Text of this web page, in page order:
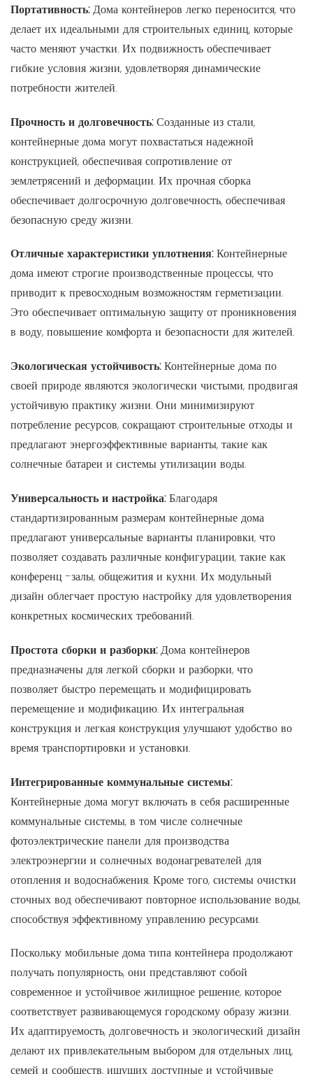
Портативность:Дома контейнеров легко переносится, что
делает их идеальными для строительных единиц, которые
часто меняют участки. Их подвижность обеспечивает
гибкие условия жизни, удовлетворяя динамические
потребности жителей.
Прочность и долговечность:Созданные из стали,
контейнерные дома могут похвастаться надежной
конструкцией, обеспечивая сопротивление от
землетрясений и деформации. Их прочная сборка
обеспечивает долгосрочную долговечность, обеспечивая
безопасную среду жизни.
Отличные характеристики уплотнения:Контейнерные
дома имеют строгие производственные процессы, что
приводит к превосходным возможностям герметизации.
Это обеспечивает оптимальную защиту от проникновения
в воду, повышение комфорта и безопасности для жителей.
Экологическая устойчивость:Контейнерные дома по
своей природе являются экологически чистыми, продвигая
устойчивую практику жизни. Они минимизируют
потребление ресурсов, сокращают строительные отходы и
предлагают энергоэффективные варианты, такие как
солнечные батареи и системы утилизации воды.
Универсальность и настройка:Благодаря
стандартизированным размерам контейнерные дома
предлагают универсальные варианты планировки, что
позволяет создавать различные конфигурации, такие как
конференц -залы, общежития и кухни. Их модульный
дизайн облегчает простую настройку для удовлетворения
конкретных космических требований.
Простота сборки и разборки:Дома контейнеров
предназначены для легкой сборки и разборки, что
позволяет быстро перемещать и модифицировать
перемещение и модификацию. Их интегральная
конструкция и легкая конструкция улучшают удобство во
время транспортировки и установки.
Интегрированные коммунальные системы:
Контейнерные дома могут включать в себя расширенные
коммунальные системы, в том числе солнечные
фотоэлектрические панели для производства
электроэнергии и солнечных водонагревателей для
отопления и водоснабжения. Кроме того, системы очистки
сточных вод обеспечивают повторное использование воды,
способствуя эффективному управлению ресурсами.
Поскольку мобильные дома типа контейнера продолжают
получать популярность, они представляют собой
современное и устойчивое жилищное решение, которое
соответствует развивающемуся городскому образу жизни.
Их адаптируемость, долговечность и экологический дизайн
делают их привлекательным выбором для отдельных лиц,
семей и сообществ, ищущих доступные и устойчивые